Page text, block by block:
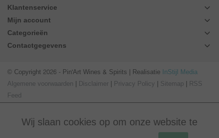
Klantenservice
Mijn account
Categorieën
Contactgegevens
© Copyright 2026 - Pin'Art Wines & Spirits | Realisatie InStijl Media
Algemene voorwaarden | Disclaimer | Privacy Policy | Sitemap | RSS
Feed
Wij slaan cookies op om onze website te